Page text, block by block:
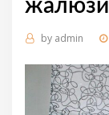
жалюзи
by admin